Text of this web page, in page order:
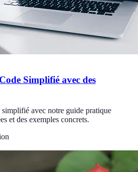
Simplifié avec des
avec notre guide pratique
et des exemples concrets.